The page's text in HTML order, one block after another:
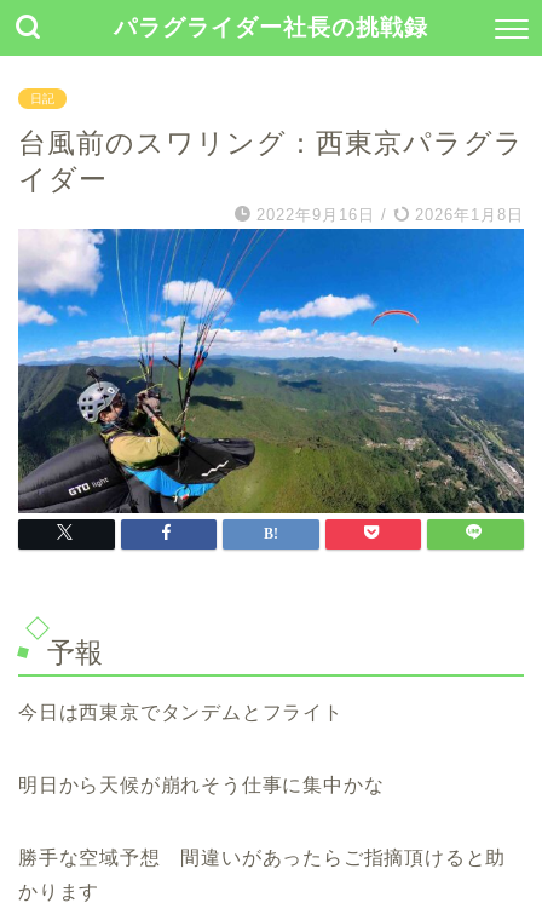
パラグライダー社長の挑戦録
日記
台風前のスワリング：西東京パラグラ
イダー
2022年9月16日 / 2026年1月8日
予報
今日は西東京でタンデムとフライト
明日から天候が崩れそう仕事に集中かな
勝手な空域予想 間違いがあったらご指摘頂けると助
かります